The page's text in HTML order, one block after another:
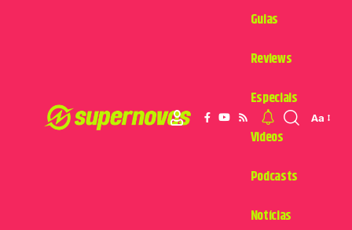
Guias
Reviews
Especiais
Videos
Podcasts
Notícias
Aa